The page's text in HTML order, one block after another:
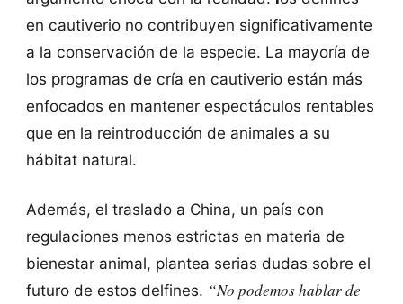
en cautiverio no contribuyen significativamente
a la conservación de la especie. La mayoría de
los programas de cría en cautiverio están más
enfocados en mantener espectáculos rentables
que en la reintroducción de animales a su
hábitat natural.
Además, el traslado a China, un país con
regulaciones menos estrictas en materia de
bienestar animal, plantea serias dudas sobre el
futuro de estos delfines. “No podemos hablar de